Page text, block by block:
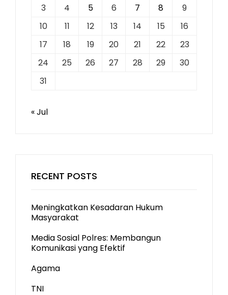
3
4 5 6 7 8
9
10
11 12 13 14 15
16
17
18 19 20 21 22
23
24
25 26 27 28 29
30
31
« Jul
RECENT POSTS
Meningkatkan Kesadaran Hukum
Masyarakat
Media Sosial Polres: Membangun
Komunikasi yang Efektif
Agama
TNI